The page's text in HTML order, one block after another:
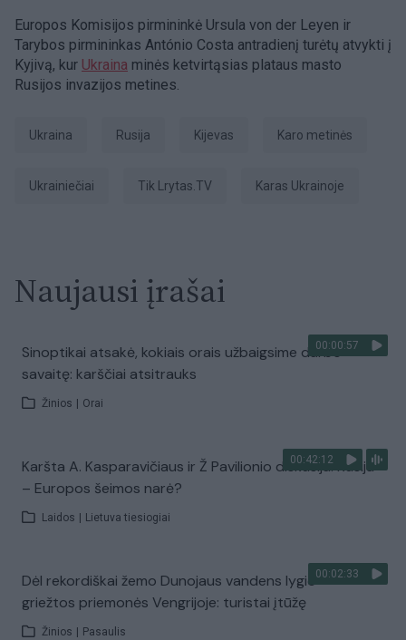
Europos Komisijos pirmininkė Ursula von der Leyen ir
Tarybos pirmininkas António Costa antradienį turėtų atvykti į
Kyjivą, kur Ukraina minės ketvirtąsias plataus masto
Rusijos invazijos metines.
Ukraina Rusija Kijevas karo metinės
ukrainiečiai tik Lrytas.TV karas Ukrainoje
Naujausi įrašai
00:00:57
Sinoptikai atsakė, kokiais orais užbaigsime darbo
savaitę: karščiai atsitrauks
Žinios Orai
00:42:12
Karšta A. Kasparavičiaus ir Ž Pavilionio diskusija: Rusija
– Europos šeimos narė?
Laidos Lietuva tiesiogiai
00:02:33
Dėl rekordiškai žemo Dunojaus vandens lygio –
griežtos priemonės Vengrijoje: turistai įtūžę
Žinios Pasaulis